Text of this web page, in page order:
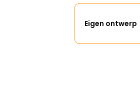
Eigen ontwerp